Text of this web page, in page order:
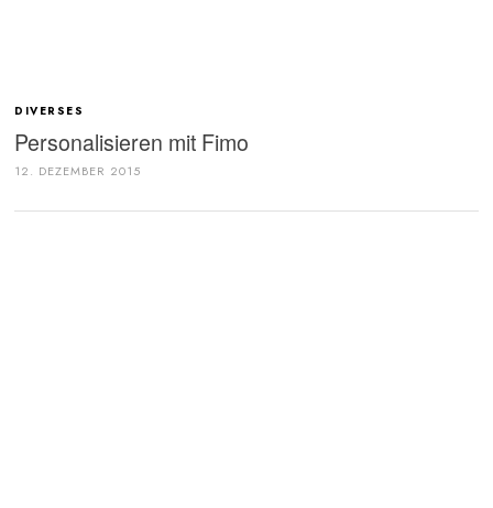
DIVERSES
Personalisieren mit Fimo
12. DEZEMBER 2015